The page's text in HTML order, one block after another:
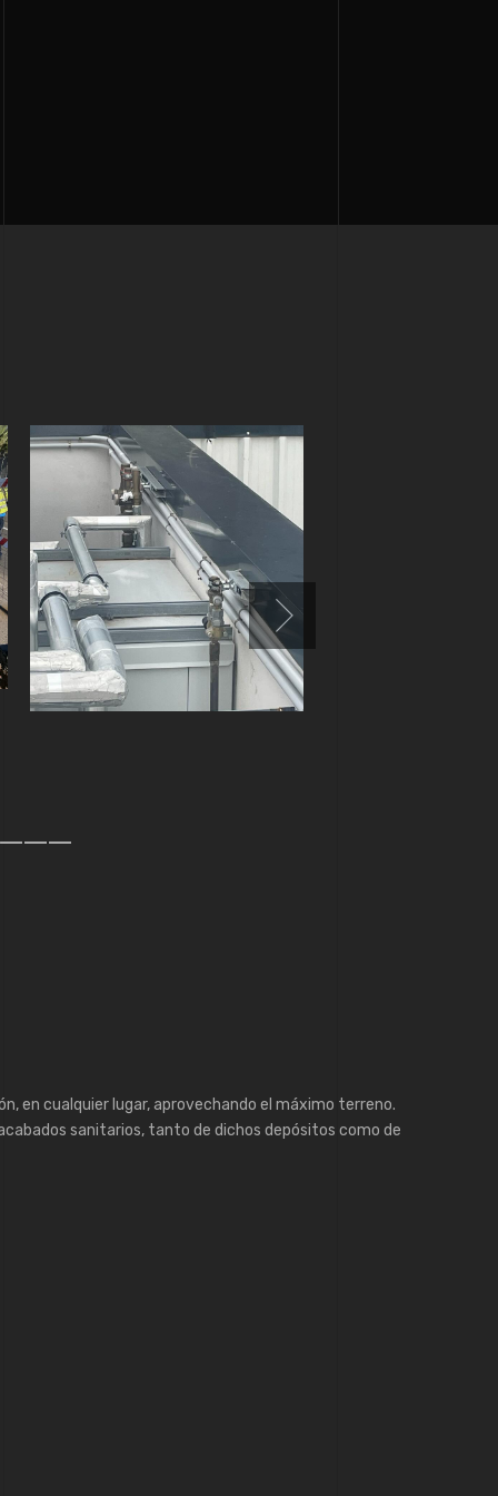
en cualquier lugar, aprovechando el máximo terreno.
sanitarios, tanto de dichos depósitos como de